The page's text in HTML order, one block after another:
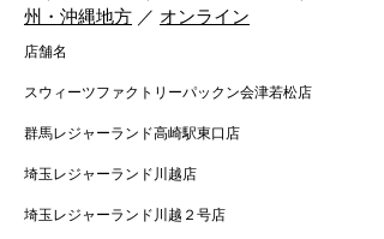
州・沖縄地方 ／ オンライン
店舗名
スウィーツファクトリーパックン会津若松店
群馬レジャーランド高崎駅東口店
埼玉レジャーランド川越店
埼玉レジャーランド川越２号店